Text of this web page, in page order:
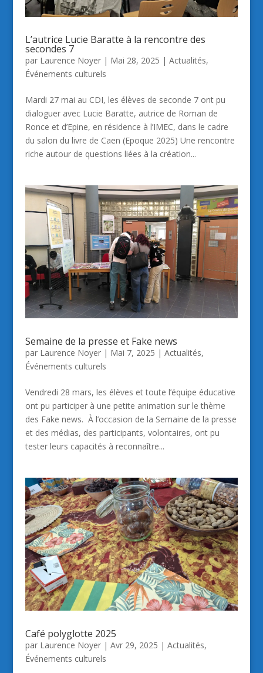
L’autrice Lucie Baratte à la rencontre des
secondes 7
par Laurence Noyer| Mai 28, 2025 | Actualités,
Événements culturels
Mardi 27 mai au CDI, les élèves de seconde 7 ont pu
dialoguer avec Lucie Baratte, autrice de Roman de
Ronce et d’Epine, en résidence à l’IMEC, dans le cadre
du salon du livre de Caen (Epoque 2025) Une rencontre
riche autour de questions liées à la création...
Semaine de la presse et Fake news
par Laurence Noyer| Mai 7, 2025 | Actualités,
Événements culturels
Vendredi 28 mars, les élèves et toute l’équipe éducative
ont pu participer à une petite animation sur le thème
des Fake news. À l’occasion de la Semaine de la presse
et des médias, des participants, volontaires, ont pu
tester leurs capacités à reconnaître...
Café polyglotte 2025
par Laurence Noyer| Avr 29, 2025 | Actualités,
Événements culturels